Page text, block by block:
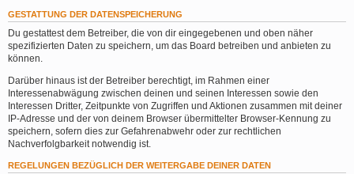
GESTATTUNG DER DATENSPEICHERUNG
Du gestattest dem Betreiber, die von dir eingegebenen und oben näher
spezifizierten Daten zu speichern, um das Board betreiben und anbieten zu
können.
Darüber hinaus ist der Betreiber berechtigt, im Rahmen einer
Interessenabwägung zwischen deinen und seinen Interessen sowie den
Interessen Dritter, Zeitpunkte von Zugriffen und Aktionen zusammen mit deiner
IP-Adresse und der von deinem Browser übermittelter Browser-Kennung zu
speichern, sofern dies zur Gefahrenabwehr oder zur rechtlichen
Nachverfolgbarkeit notwendig ist.
REGELUNGEN BEZÜGLICH DER WEITERGABE DEINER DATEN